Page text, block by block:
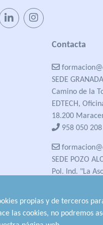
Contacta
SEDE GRANADA
Camino de la
EDTECH,
18.200
958 050 208
SEDE POZO
Pol. Ind. "La
propias y de terceros
las cookies, no podremos